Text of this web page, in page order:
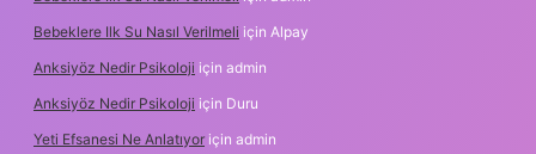
Bebeklere Ilk Su Nasıl Verilmeli için Alpay
Anksiyöz Nedir Psikoloji için admin
Anksiyöz Nedir Psikoloji için Duru
Yeti Efsanesi Ne Anlatıyor için admin